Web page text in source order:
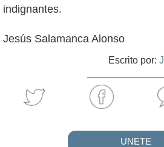
indignantes.
Jesús Salamanca Alonso
Escrito por:
UNETE